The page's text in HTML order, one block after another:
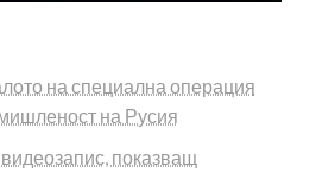
на специална операция
на Русия
показващ